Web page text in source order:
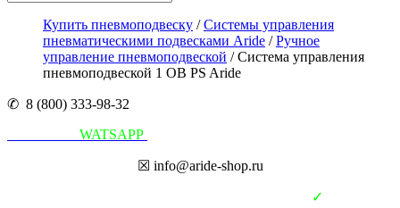
Купить пневмоподвеску /Системы управления
пневматическими подвесками Aride /Ручное
управление пневмоподвеской / Система управления
пневмоподвеской 1 OB PS Aride
✆ 8 (800) 333-98-32
WATSAPP
☒ info@aride-shop.ru
✓